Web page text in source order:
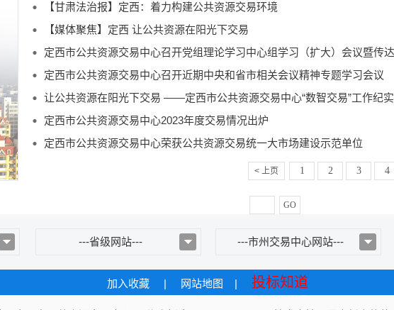
【甘肃法治报】定西：着力构建公共资源交易环境
【媒体聚焦】定西 让公共资源在阳光下交易
定西市公共资源交易中心召开近期中央和省市相关会议精神专题学习会议
让公共资源在阳光下交易 ——定西市公共资源交易中心“数智交易”工作纪实
定西市公共资源交易中心2023年度交易情况出炉
定西市公共资源交易中心荣获公共资源交易统一大市场建设示范单位
< 上页 1 2 3 4
GO
---省级网站--- ---市州交易中心网站---
加入收藏 | 网站地图 | 投标知道